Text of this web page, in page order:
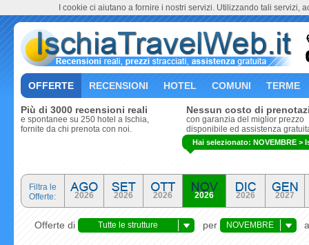
OFFERTE RECENSIONI HOTEL COMUNI TERME
Più di 3000 recensioni reali
e spontanee su 250 hotel a Ischia,
fornite da chi prenota con noi.
Nessun costo di
con garanzia del miglior prezzo
disponibile ed assistenza
Filtra le
Offerte:
2026 2026 2026 2026 2026 2027
Offerte di
Tutte le strutture
per NOVEMBRE
Hai selezionato: NOVEMBRE >
I cookie ci aiutano a fornire i nostri servizi. Utilizzando tali servizi,